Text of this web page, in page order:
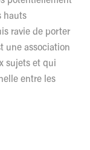
hauts
ravie de porter
une association
sujets et qui
entre les